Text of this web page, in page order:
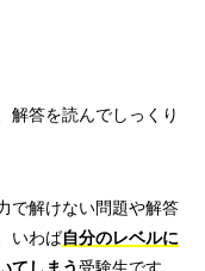
解答を読んでしっくり
で解けない問題や解答
いわば自分のレベルに